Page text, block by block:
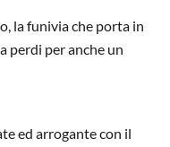
la funivia che porta in
perdi per anche un
ed arrogante con il